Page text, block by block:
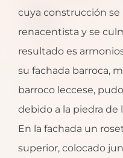
cuya construcción
renacentista y se
resultado es
su fachada barroca,
barroco leccese,
debido a la piedra de
En la fachada un
superior, colocado